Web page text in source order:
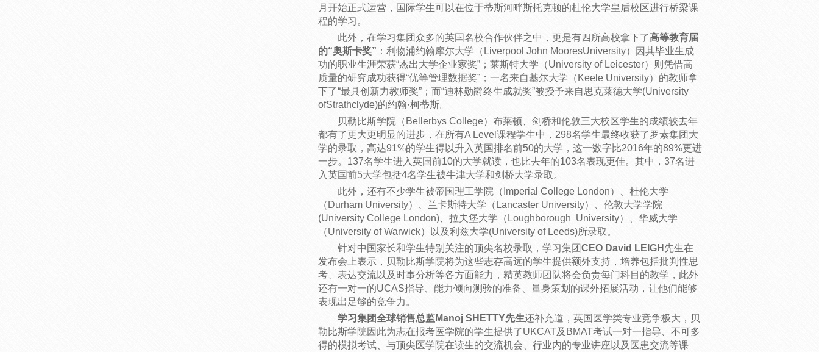
月开始正式运营，国际学生可以在位于蒂斯河畔斯托克顿的杜伦大学皇后校区进行桥梁课
程的学习。
此外，在学习集团众多的英国名校合作伙伴之中，更是有四所高校拿下了高等教育届
的“奥斯卡奖” ：利物浦约翰摩尔大学（Liverpool John MooresUniversity）因其毕业生成
功的职业生涯荣获“杰出大学企业家奖”；莱斯特大学（University of Leicester）则凭借高
质量的研究成功获得“优等管理数据奖”；一名来自基尔大学（Keele University）的教师拿
下了“最具创新力教师奖”；而“迪林勋爵终生成就奖”被授予来自思克莱德大学(University
ofStrathclyde)的约翰·柯蒂斯。
贝勒比斯学院（Bellerbys College）布莱顿、剑桥和伦敦三大校区学生的成绩较去年
都有了更大更明显的进步，在所有A Level课程学生中，298名学生最终收获了罗素集团大
学的录取，高达91%的学生得以升入英国排名前50的大学，这一数字比2016年的89%更进
一步。137名学生进入英国前10的大学就读，也比去年的103名表现更佳。其中，37名进
入英国前5大学包括4名学生被牛津大学和剑桥大学录取。
此外，还有不少学生被帝国理工学院（Imperial College London）、杜伦大学
（Durham University）、兰卡斯特大学（Lancaster University）、伦敦大学学院
(University College London)、拉夫堡大学（Loughborough University）、华威大学
（University of Warwick）以及利兹大学(University of Leeds)所录取。
针对中国家长和学生特别关注的顶尖名校录取，学习集团CEO David LEIGH 先生在
发布会上表示，贝勒比斯学院将为这些志存高远的学生提供额外支持，培养包括批判性思
考、表达交流以及时事分析等各方面能力，精英教师团队将会负责每门科目的教学，此外
还有一对一的UCAS指导、能力倾向测验的准备、量身策划的课外拓展活动，让他们能够
表现出足够的竞争力。
学习集团全球销售总监Manoj SHETTY先生还补充道，英国医学类专业竞争极大，贝
勒比斯学院因此为志在报考医学院的学生提供了UKCAT及BMAT考试一对一指导、不可多
得的模拟考试、与顶尖医学院在读生的交流机会、行业内的专业讲座以及医患交流等课